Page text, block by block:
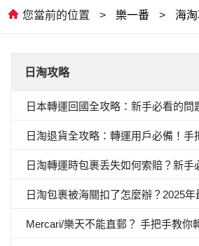
您當前的位置 > 樂一番 > 海
日淘攻略
日本轉運回國全攻略：新手必看的問
日淘退貨全攻略：轉運用戶必備！手
日淘轉運時包裹丢失如何索賠？新手
日淘包裹被海關扣了怎麼辦？2025
Mercari/樂天不能直郵？ 手把手教你